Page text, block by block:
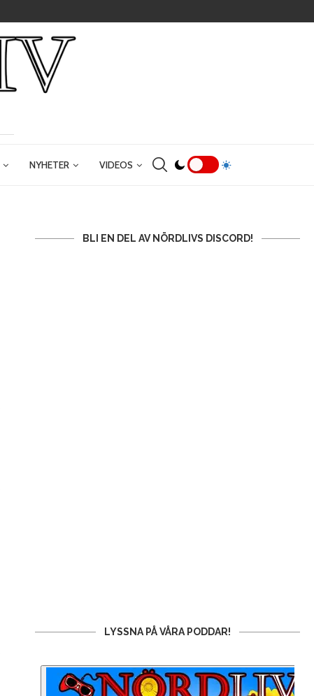
NYHETER VIDEOS
BLI EN DEL AV NÖRDLIVS DISCORD!
LYSSNA PÅ VÅRA PODDAR!